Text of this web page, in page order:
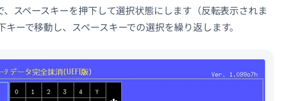
スペースキーを押下して選択状態にします（反転表示されま
ーで移動し、スペースキーでの選択を繰り返します。